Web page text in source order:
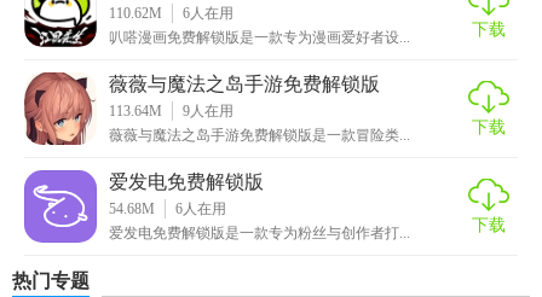
2. 稳定可靠：采用先进定位技术，确保定位信息稳定，减少
因定位失败导致的软件崩溃问题。
3. 隐私保护：软件在收集和使用用户位置信息时，严格遵守
隐私政策，确保用户数据安全。
【Fake Location免费解锁版用法】
1. 下载安装：从官方或可信来源下载Fake Location免费解锁
110.62M 6人在用
叭嗒漫画免费解锁版是一款专为漫画爱好者设...
下载
薇薇与魔法之岛手游免费解锁版
113.64M 9人在用
薇薇与魔法之岛手游免费解锁版是一款冒险类...
下载
爱发电免费解锁版
54.68M 6人在用
爱发电免费解锁版是一款专为粉丝与创作者打...
下载
热门专题